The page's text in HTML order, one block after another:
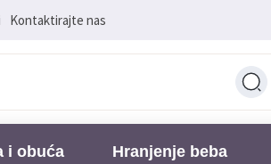
Kontaktirajte nas
i obuća Hranjenje beba